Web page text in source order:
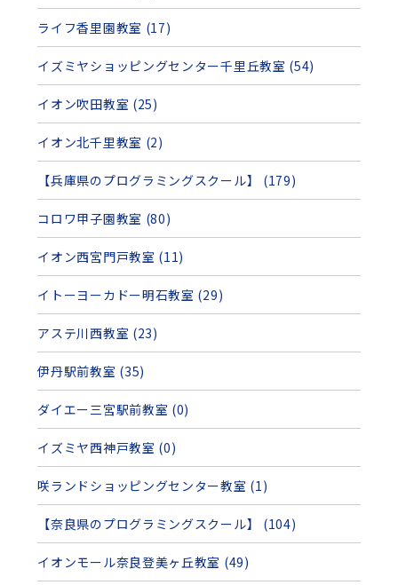
ライフ香里園教室 (17)
イズミヤショッピングセンター千里丘教室 (54)
イオン吹田教室 (25)
イオン北千里教室 (2)
【兵庫県のプログラミングスクール】 (179)
コロワ甲子園教室 (80)
イオン西宮門戸教室 (11)
イトーヨーカドー明石教室 (29)
アステ川西教室 (23)
伊丹駅前教室 (35)
ダイエー三宮駅前教室 (0)
イズミヤ西神戸教室 (0)
咲ランドショッピングセンター教室 (1)
【奈良県のプログラミングスクール】 (104)
イオンモール奈良登美ヶ丘教室 (49)